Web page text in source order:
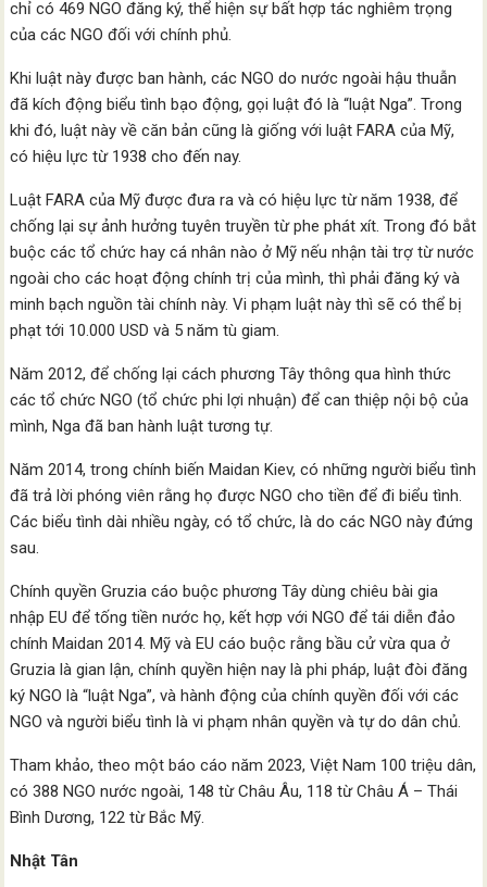
chỉ có 469 NGO đăng ký, thể hiện sự bất hợp tác nghiêm trọng
của các NGO đối với chính phủ.
Khi luật này được ban hành, các NGO do nước ngoài hậu thuẫn
đã kích động biểu tình bạo động, gọi luật đó là “luật Nga”. Trong
khi đó, luật này về căn bản cũng là giống với luật FARA của Mỹ,
có hiệu lực từ 1938 cho đến nay.
Luật FARA của Mỹ được đưa ra và có hiệu lực từ năm 1938, để
chống lại sự ảnh hưởng tuyên truyền từ phe phát xít. Trong đó bắt
buộc các tổ chức hay cá nhân nào ở Mỹ nếu nhận tài trợ từ nước
ngoài cho các hoạt động chính trị của mình, thì phải đăng ký và
minh bạch nguồn tài chính này. Vi phạm luật này thì sẽ có thể bị
phạt tới 10.000 USD và 5 năm tù giam.
Năm 2012, để chống lại cách phương Tây thông qua hình thức
các tổ chức NGO (tổ chức phi lợi nhuận) để can thiệp nội bộ của
mình, Nga đã ban hành luật tương tự.
Năm 2014, trong chính biến Maidan Kiev, có những người biểu tình
đã trả lời phóng viên rằng họ được NGO cho tiền để đi biểu tình.
Các biểu tình dài nhiều ngày, có tổ chức, là do các NGO này đứng
sau.
Chính quyền Gruzia cáo buộc phương Tây dùng chiêu bài gia
nhập EU để tống tiền nước họ, kết hợp với NGO để tái diễn đảo
chính Maidan 2014. Mỹ và EU cáo buộc rằng bầu cử vừa qua ở
Gruzia là gian lận, chính quyền hiện nay là phi pháp, luật đòi đăng
ký NGO là “luật Nga”, và hành động của chính quyền đối với các
NGO và người biểu tình là vi phạm nhân quyền và tự do dân chủ.
Tham khảo, theo một báo cáo năm 2023, Việt Nam 100 triệu dân,
có 388 NGO nước ngoài, 148 từ Châu Âu, 118 từ Châu Á – Thái
Bình Dương, 122 từ Bắc Mỹ.
Nhật Tân